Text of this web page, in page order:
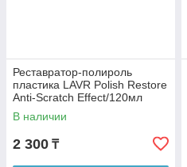
Реставратор-полироль
пластика LAVR Polish Restore
Anti-Scratch Effect/120мл
Ln1459-L
В наличии
2 300 ₸